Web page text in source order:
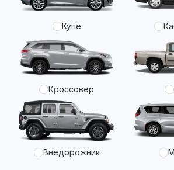
Купе
Кроссовер
Внедорожник